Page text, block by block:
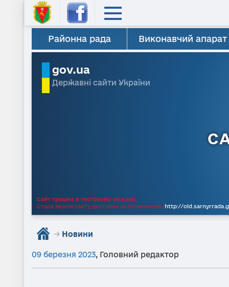
Районна рада Виконавчий апарат
gov.ua
Державні сайти України
Сайт працює в тестовому режимі.
Стара версія сайту доступна за посиланням http://
→ Новини
09 березня 2023, Головний редактор